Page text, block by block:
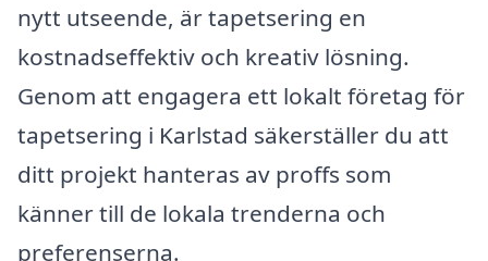
nytt utseende, är tapetsering en
kostnadseffektiv och kreativ lösning.
Genom att engagera ett lokalt företag för
tapetsering i Karlstad säkerställer du att
ditt projekt hanteras av proffs som
känner till de lokala trenderna och
preferenserna.